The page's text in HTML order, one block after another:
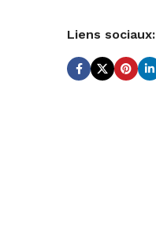
Liens sociaux: